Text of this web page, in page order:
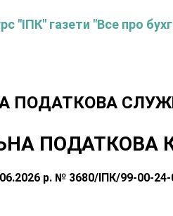
"ІПК" газети "Все про
ПОДАТКОВА
ПОДАТКОВА
р. № 3680/ІПК/99-00-24-